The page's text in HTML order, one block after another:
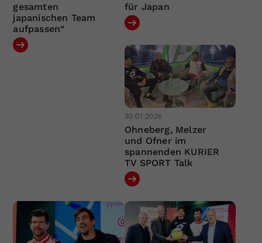
gesamten
japanischen Team
aufpassen“
für Japan
30.01.2026
Ohneberg, Melzer
und Ofner im
spannenden KURIER
TV SPORT Talk